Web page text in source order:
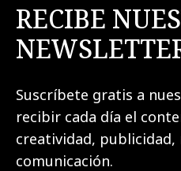
RECIBE
Suscríbete gratis a
recibir cada día el
creatividad,
comunicación.